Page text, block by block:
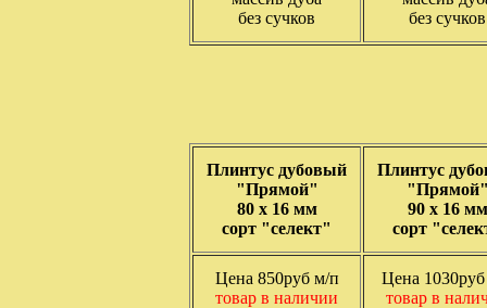
без сучков
без сучков
Плинтус дубовый
"Прямой"
80 х 16 мм
сорт "селект"
Плинтус
90 х 16 мм
сорт
Цена 850руб м/п
товар в наличии
Цена
товар в